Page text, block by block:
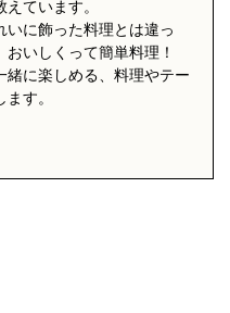
ています。
いに飾った料理とは違っ
いしくって簡単料理！
緒に楽しめる、料理やテー
す。